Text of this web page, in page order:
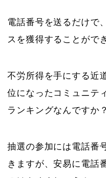
電話番号を送るだけで
スを獲得することがで
不労所得を手にする近
位になったコミュニテ
ランキングなんですか
抽選の参加には電話番
きますが、安易に電話